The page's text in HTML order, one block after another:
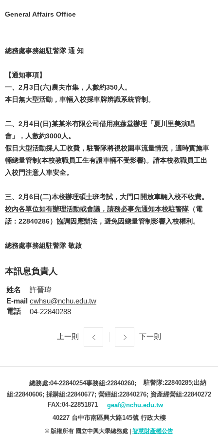
General Affairs Office
總務處事務組駐警隊 通 知
【通知事項】
一、2月3日(六)農夫市集，人數約350人。
本日無大型活動，車輛入校採車牌辨識系統管制。
二、2月4日(日)某某米有限公司借用惠蓀堂辦理「夏川里美演唱
會」，人數約3000人。
假日大型活動採人工收費，駐警隊將視校園車流量情況，適時實施車
輛總量管制(本校教職員工生有證車輛不受影響)。請本校教職員工出
入校門注意人車安全。
三、2月6日(二)本校辦理碩士班考試，大門口開放車輛入校不收費。
校內各單位如有辦理活動或會議，請務必事先通知本校駐警隊（電
話：22840286）協調因應辦法，避免因總量管制影響入校權利。
總務處事務組駐警隊 敬啟
本訊息負責人
姓名
許晉瑋
E-mail cwhsu@nchu.edu.tw
電話
04-22840288
上一則 下一則
總務處:04-22840254事務組:22840260;
駐警隊:22840285;出納
組:22840606; 採購組:22840677; 營繕組:22840276; 資產經營組:22840272
FAX:04-22851871
geaf@nchu.edu.tw
40227 台中市南區興大路145號 行政大樓
© 版權所有 國立中興大學總務處 | 智慧財產權公告